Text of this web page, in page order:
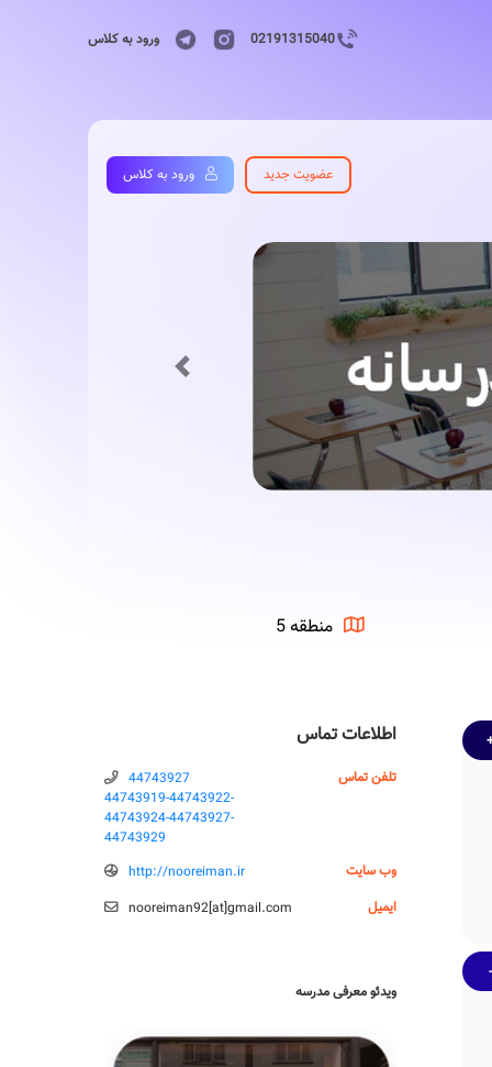
02191315040 ورود به کلاس
عضویت جدید ورود به کلاس
Previous
منطقه 5
اطلاعات تماس
تلفن تماس
44743927
44743919-44743922-
44743924-44743927-
44743929
وب سایت
http://nooreiman.ir
ایمیل
nooreiman92‌[‌a‌‌t‌‌‌]‌gmail.com
ویدئو معرفی مدرسه